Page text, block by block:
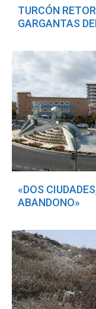
TURCÓN
GARGANTAS
«DOS
ABANDONO»